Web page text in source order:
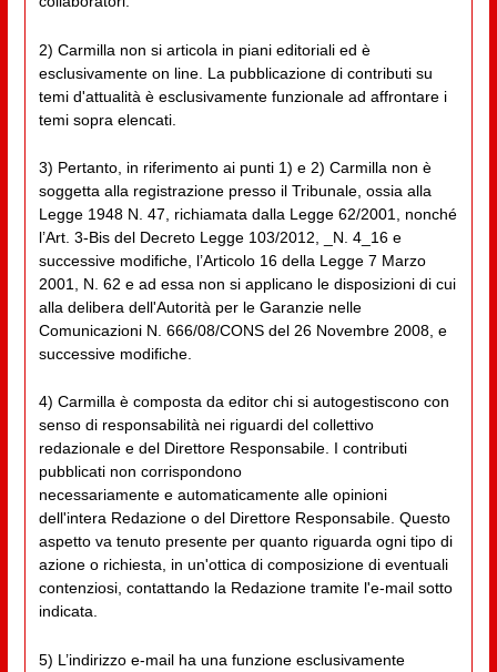
2) Carmilla non si articola in piani editoriali ed è
esclusivamente on line. La pubblicazione di contributi su
temi d'attualità è esclusivamente funzionale ad affrontare i
temi sopra elencati.
3) Pertanto, in riferimento ai punti 1) e 2) Carmilla non è
soggetta alla registrazione presso il Tribunale, ossia alla
Legge 1948 N. 47, richiamata dalla Legge 62/2001, nonché
l’Art. 3-Bis del Decreto Legge 103/2012, _N. 4_16 e
successive modifiche, l’Articolo 16 della Legge 7 Marzo
2001, N. 62 e ad essa non si applicano le disposizioni di cui
alla delibera dell'Autorità per le Garanzie nelle
Comunicazioni N. 666/08/CONS del 26 Novembre 2008, e
successive modifiche.
4) Carmilla è composta da editor chi si autogestiscono con
senso di responsabilità nei riguardi del collettivo
redazionale e del Direttore Responsabile. I contributi
pubblicati non corrispondono
necessariamente e automaticamente alle opinioni
dell'intera Redazione o del Direttore Responsabile. Questo
aspetto va tenuto presente per quanto riguarda ogni tipo di
azione o richiesta, in un'ottica di composizione di eventuali
contenziosi, contattando la Redazione tramite l'e-mail sotto
indicata.
5) L’indirizzo e-mail ha una funzione esclusivamente